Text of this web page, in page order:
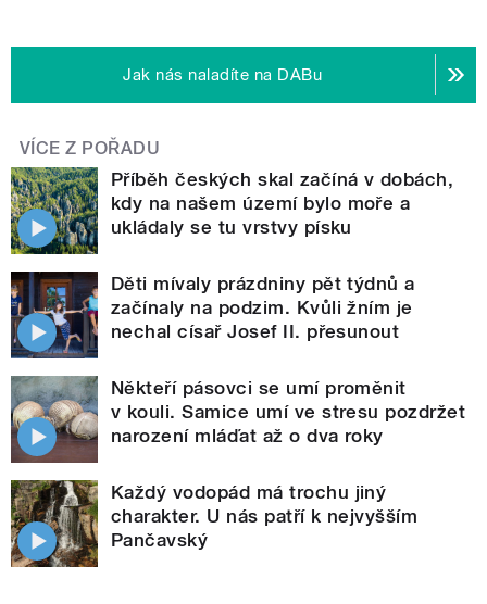
Jak nás naladíte na DABu
VÍCE Z POŘADU
Příběh českých skal začíná v dobách,
kdy na našem území bylo moře a
ukládaly se tu vrstvy písku
Děti mívaly prázdniny pět týdnů a
začínaly na podzim. Kvůli žním je
nechal císař Josef II. přesunout
Někteří pásovci se umí proměnit
v kouli. Samice umí ve stresu pozdržet
narození mláďat až o dva roky
Každý vodopád má trochu jiný
charakter. U nás patří k nejvyšším
Pančavský